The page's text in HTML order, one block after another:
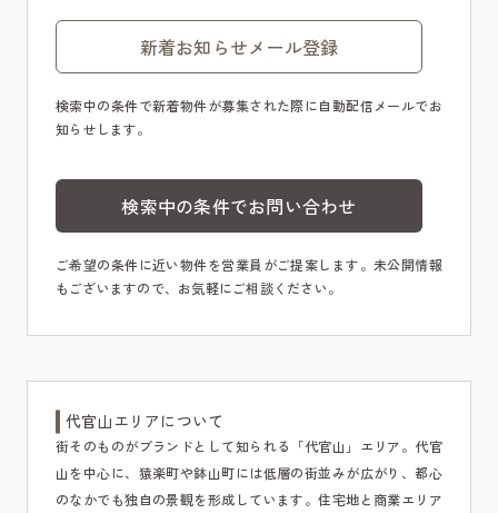
新着お知らせメール登録
検索中の条件で新着物件が募集された際に自動配信メールでお
知らせします。
検索中の条件でお問い合わせ
ご希望の条件に近い物件を営業員がご提案します。未公開情報
もございますので、お気軽にご相談ください。
代官山エリアについて
街そのものがブランドとして知られる「代官山」エリア。代官
山を中心に、猿楽町や鉢山町には低層の街並みが広がり、都心
のなかでも独自の景観を形成しています。住宅地と商業エリア